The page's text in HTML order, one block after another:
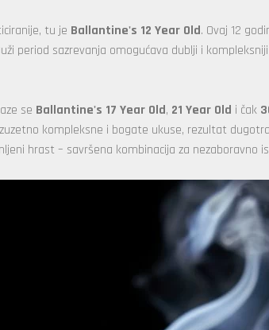
tu je Ballantine's 12 Year Old. Ovaj 12
period sazrevanja omogućava dublji i
se Ballantine's 17 Year Old, 21 Year Old i čak
kompleksne i bogate ukuse, rezultat
hrast – savršena kombinacija za nezaboravno